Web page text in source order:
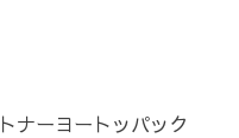
ートッパック